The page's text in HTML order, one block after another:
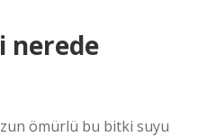
nerede
ömürlü bu bitki suyu